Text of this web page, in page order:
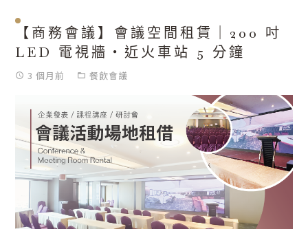
【商務會議】會議空間租賃｜200 吋
LED 電視牆・近火車站 5 分鐘
access_time 3 個月前 folder_open 餐飲會議